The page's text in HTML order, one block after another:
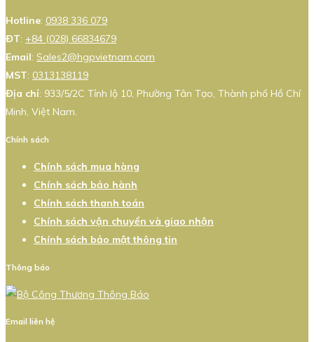
Hotline: 0938 336 079
ĐT: +84 (028) 66834679
Email: Sales2@hgpvietnam.com
MST: 0313138119
Địa chỉ: 933/5/2C Tỉnh lộ 10, Phường Tân Tạo, Thành phố Hồ Chí
Minh, Việt Nam.
Chính sách
Chính sách mua hàng
Chính sách bảo hành
Chính sách thanh toán
Chính sách vận chuyển và giao nhận
Chính sách bảo mật thông tin
Thông báo
Email liên hệ